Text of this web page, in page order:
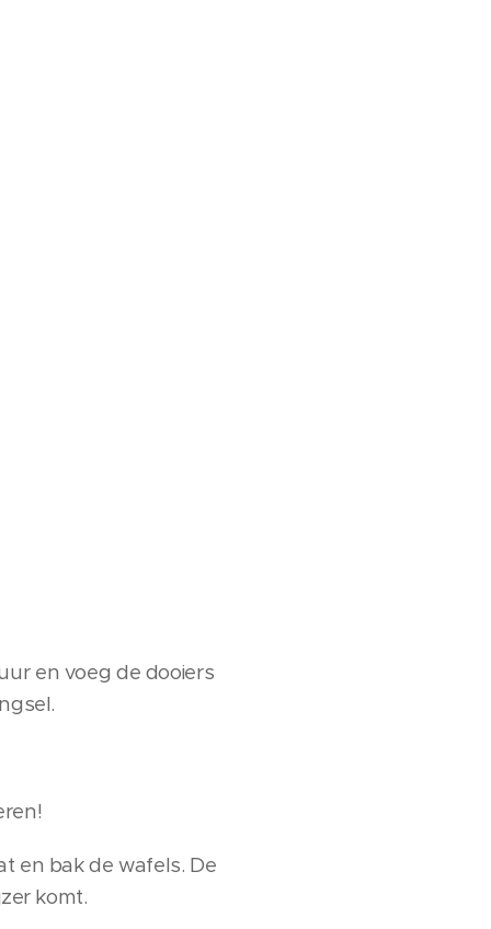
en voeg de dooiers
en bak de wafels. De
komt.